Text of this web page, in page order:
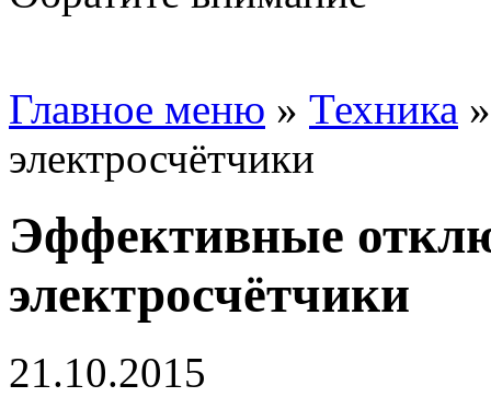
Главное меню » Техника
электросчётчики
Эффективные
электросчётчики
21.10.2015